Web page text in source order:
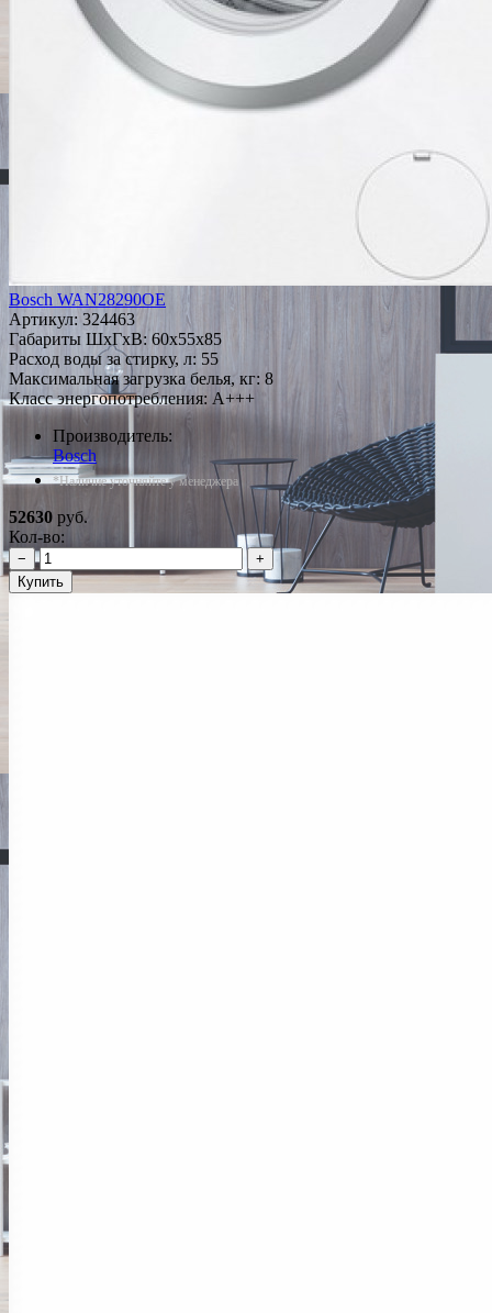
Bosch WAN28290OE
Артикул: 324463
Габариты ШxГxВ: 60x55x85
Расход воды за стирку, л: 55
Максимальная загрузка белья, кг: 8
Класс энергопотребления: A+++
Производитель:
Bosch
*Наличие уточняйте у менеджера
52630 руб.
Кол-во:
−
+
Купить